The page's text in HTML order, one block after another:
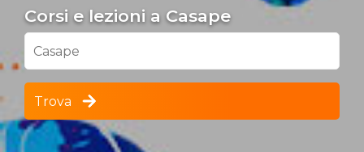
Corsi e lezioni a Casape
Casape
Trova